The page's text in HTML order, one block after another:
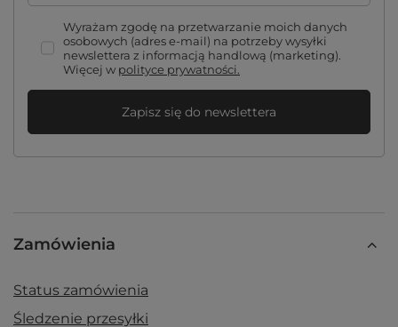
Wyrażam zgodę na przetwarzanie moich danych
osobowych (adres e-mail) na potrzeby wysyłki
newslettera z informacją handlową (marketing).
Więcej w polityce prywatności.
Zapisz się do newslettera
Zamówienia
Status zamówienia
Śledzenie przesyłki